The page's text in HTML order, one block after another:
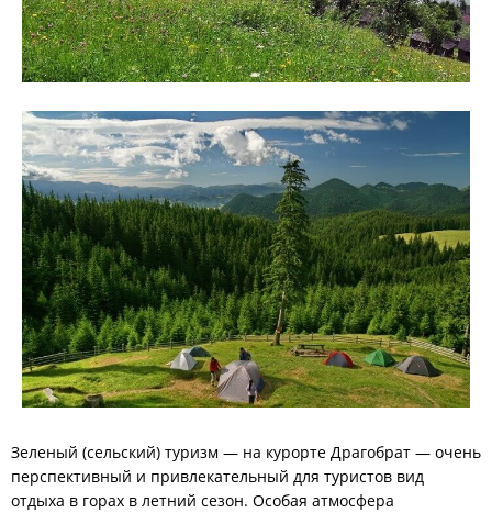
Зеленый (сельский) туризм — на курорте Драгобрат — очень
перспективный и привлекательный для туристов вид
отдыха в горах в летний сезон. Особая атмосфера